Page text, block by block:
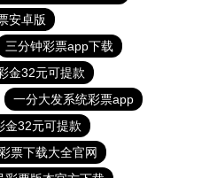
安卓版
三分钟彩票app下载
金32元可提款
一分大发系统彩票app
金32元可提款
票下载大全官网